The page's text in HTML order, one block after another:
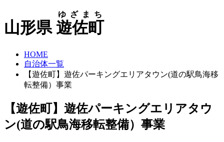
山形県 遊佐町
ゆざまち
HOME
自治体一覧
【遊佐町】遊佐パーキングエリアタウン(道の駅鳥海移
転整備）事業
【遊佐町】遊佐パーキングエリアタウ
ン(道の駅鳥海移転整備）事業